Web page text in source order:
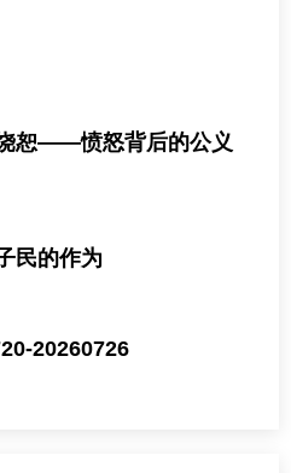
恕——愤怒背后的公义
民的作为
20260726